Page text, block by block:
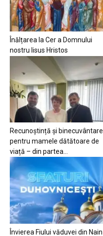
Înălțarea la Cer a Domnului
nostru Iisus Hristos
Recunoștință și binecuvântare
pentru mamele dătătoare de
viață – din partea...
Învierea Fiului văduvei din Nain